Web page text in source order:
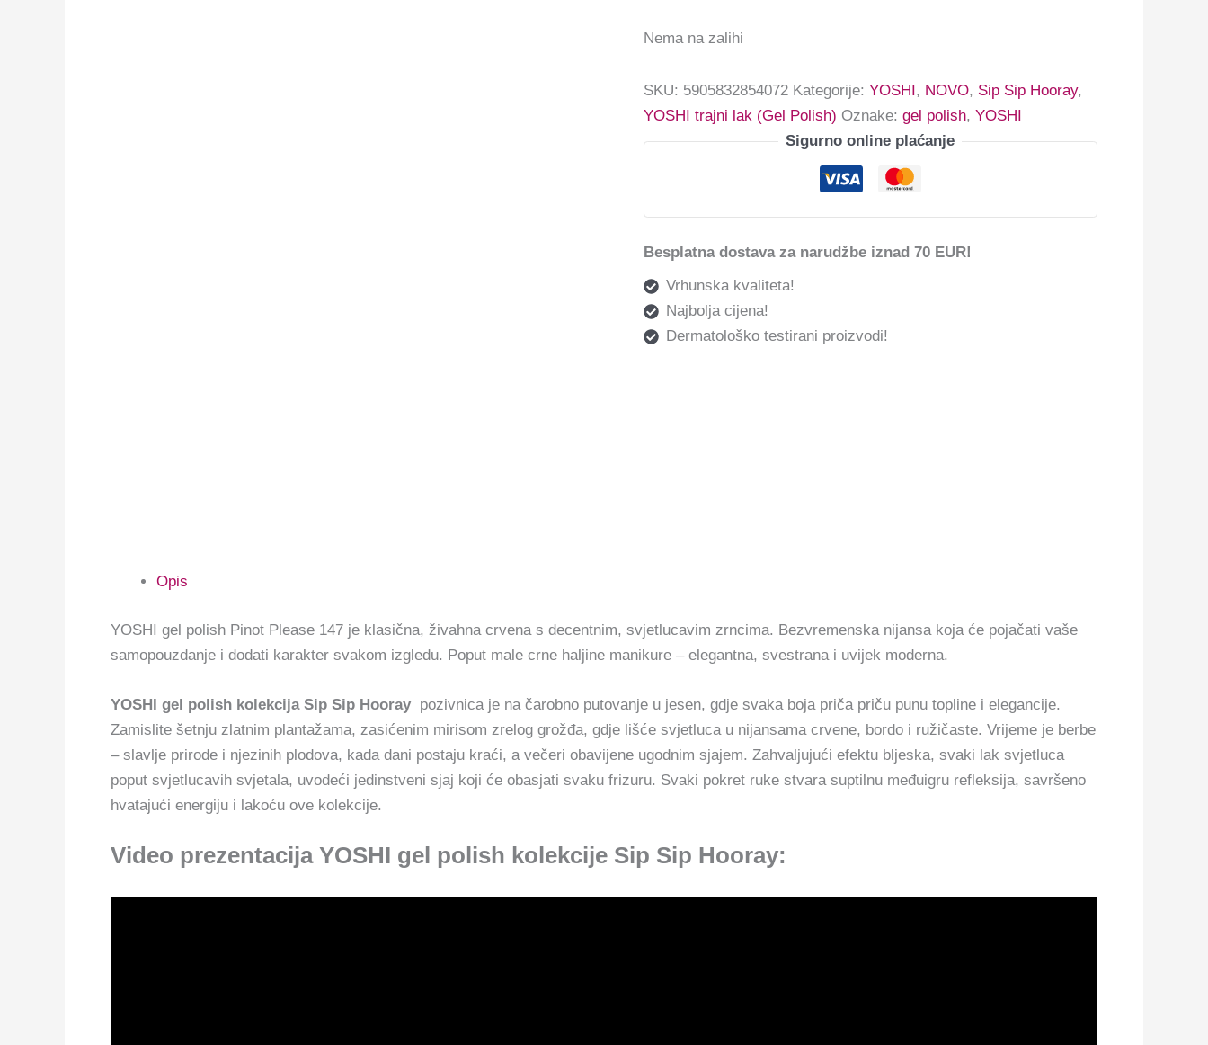
Nema na zalihi
SKU: 5905832854072 Kategorije: YOSHI, NOVO, Sip Sip Hooray,
YOSHI trajni lak (Gel Polish) Oznake: gel polish, YOSHI
Sigurno online plaćanje
Besplatna dostava za narudžbe iznad 70 EUR!
Vrhunska kvaliteta!
Najbolja cijena!
Dermatološko testirani proizvodi!
Opis
YOSHI gel polish Pinot Please 147 je klasična, živahna crvena s decentnim, svjetlucavim zrncima. Bezvremenska nijansa koja će pojačati vaše
samopouzdanje i dodati karakter svakom izgledu. Poput male crne haljine manikure – elegantna, svestrana i uvijek moderna.
YOSHI gel polish kolekcija Sip Sip Hooray pozivnica je na čarobno putovanje u jesen, gdje svaka boja priča priču punu topline i elegancije.
Zamislite šetnju zlatnim plantažama, zasićenim mirisom zrelog grožđa, gdje lišće svjetluca u nijansama crvene, bordo i ružičaste. Vrijeme je berbe
– slavlje prirode i njezinih plodova, kada dani postaju kraći, a večeri obavijene ugodnim sjajem. Zahvaljujući efektu bljeska, svaki lak svjetluca
poput svjetlucavih svjetala, uvodeći jedinstveni sjaj koji će obasjati svaku frizuru. Svaki pokret ruke stvara suptilnu međuigru refleksija, savršeno
hvatajući energiju i lakoću ove kolekcije.
Video prezentacija YOSHI gel polish kolekcije Sip Sip Hooray: